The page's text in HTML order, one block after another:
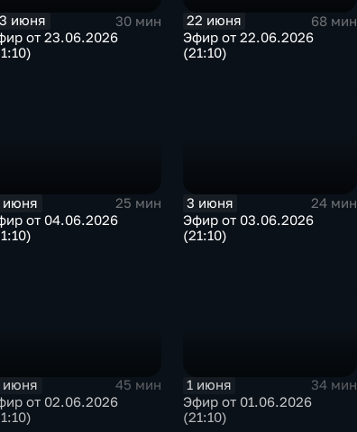
июня
30 мин
от 23.06.2026
22 июня
68 мин
Эфир от 22.06.2026
(21:10)
июня
25 мин
от 04.06.2026
3 июня
24 мин
Эфир от 03.06.2026
(21:10)
июня
45 мин
от 02.06.2026
1 июня
34 мин
Эфир от 01.06.2026
(21:10)